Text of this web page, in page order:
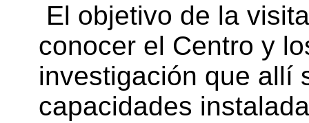
El objetivo de la
conocer el Centro y
investigación que allí
capacidades